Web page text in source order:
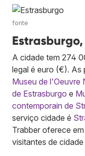
fonte
A cidade tem 274
legal é euro (€). As
Museu de l'Oeuvre
de Estrasburgo e
contemporain de
serviço cidade é
Trabber oferece
visitantes de